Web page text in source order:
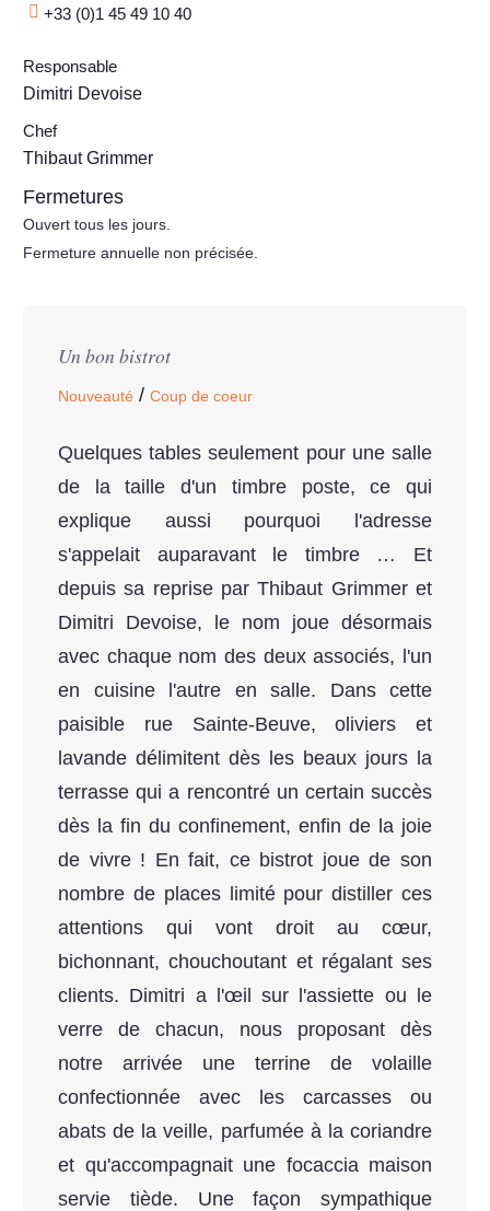
+33 (0)1 45 49 10 40
Responsable
Dimitri Devoise
Chef
Thibaut Grimmer
Fermetures
Ouvert tous les jours.
Fermeture annuelle non précisée.
Un bon bistrot
Nouveauté / Coup de coeur
Quelques tables seulement pour une salle
de la taille d'un timbre poste, ce qui
explique aussi pourquoi l'adresse
s'appelait auparavant le timbre … Et
depuis sa reprise par Thibaut Grimmer et
Dimitri Devoise, le nom joue désormais
avec chaque nom des deux associés, l'un
en cuisine l'autre en salle. Dans cette
paisible rue Sainte-Beuve, oliviers et
lavande délimitent dès les beaux jours la
terrasse qui a rencontré un certain succès
dès la fin du confinement, enfin de la joie
de vivre ! En fait, ce bistrot joue de son
nombre de places limité pour distiller ces
attentions qui vont droit au cœur,
bichonnant, chouchoutant et régalant ses
clients. Dimitri a l'œil sur l'assiette ou le
verre de chacun, nous proposant dès
notre arrivée une terrine de volaille
confectionnée avec les carcasses ou
abats de la veille, parfumée à la coriandre
et qu'accompagnait une focaccia maison
servie tiède. Une façon sympathique